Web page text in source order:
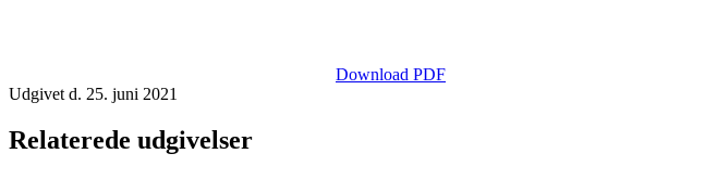
Download PDF
Udgivet d. 25. juni 2021
Relaterede udgivelser